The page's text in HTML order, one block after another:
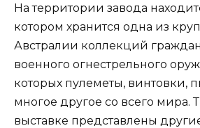
На территории завода
котором хранится одна из
Австралии коллекций
военного огнестрельного
которых пулеметы, винтовки,
многое другое со всего мира.
выставке представлены